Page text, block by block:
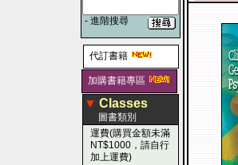
- 進階搜尋
代訂書籍
加購書籍專區
▼ Classes
圖書類別
運費(購買金額未滿
NT$1000，請自行
加上運費)